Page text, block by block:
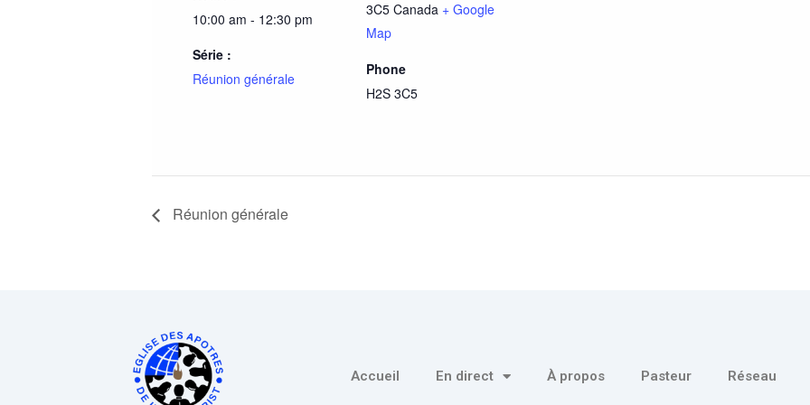
10:00 am - 12:30 pm
Série :
Réunion générale
3C5 Canada + Google
Map
Phone
H2S 3C5
Réunion générale
Accueil En direct À propos Pasteur Réseau